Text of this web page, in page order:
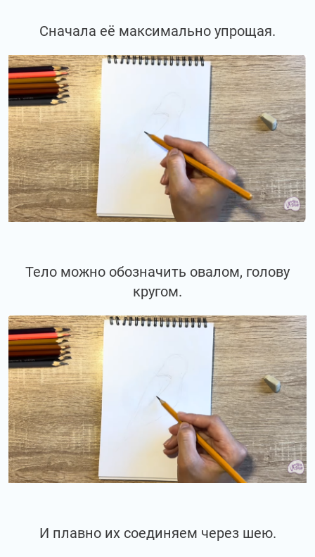
Сначала её максимально упрощая.
Тело можно обозначить овалом, голову
кругом.
И плавно их соединяем через шею.